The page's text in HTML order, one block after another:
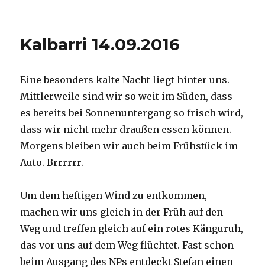
Kalbarri 14.09.2016
Eine besonders kalte Nacht liegt hinter uns.
Mittlerweile sind wir so weit im Süden, dass
es bereits bei Sonnenuntergang so frisch wird,
dass wir nicht mehr draußen essen können.
Morgens bleiben wir auch beim Frühstück im
Auto. Brrrrrr.
Um dem heftigen Wind zu entkommen,
machen wir uns gleich in der Früh auf den
Weg und treffen gleich auf ein rotes Känguruh,
das vor uns auf dem Weg flüchtet. Fast schon
beim Ausgang des NPs entdeckt Stefan einen